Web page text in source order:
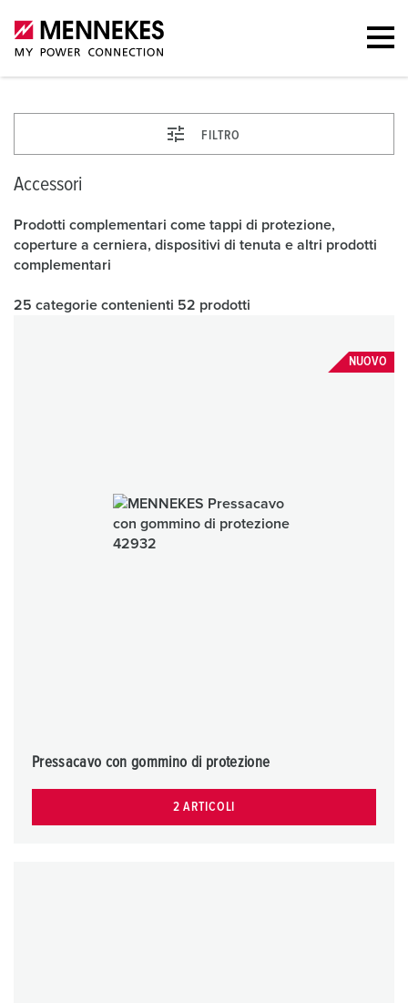
FILTRO
Accessori
Prodotti complementari come tappi di protezione,
coperture a cerniera, dispositivi di tenuta e altri prodotti
complementari
25 categorie contenienti 52 prodotti
NUOVO
Pressacavo con gommino di protezione
2 ARTICOLI